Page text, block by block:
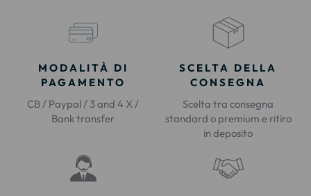
MODALITÀ DI
PAGAMENTO
CB / Paypal / 3 and 4 X /
Bank transfer
SCELTA DELLA
CONSEGNA
Scelta tra consegna
standard o premium e ritiro
in deposito